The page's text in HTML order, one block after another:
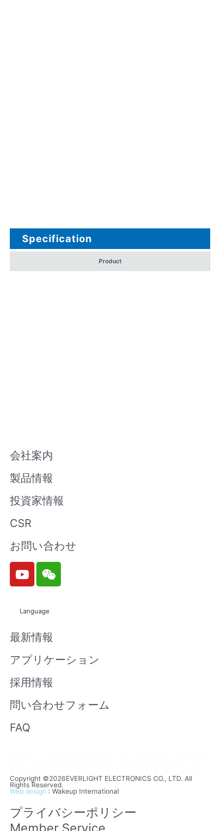
Specification
Product
会社案内
製品情報
投資家情報
CSR
お問い合わせ
Y
o
u
b
e
W
e
i
n
Language
最新情報
アプリケーション
採用情報
問い合わせフォーム
FAQ
Copyright ©2026EVERLIGHT ELECTRONICS CO., LTD. All
Rights Reserved.
Web design : Wakeup International
プライバシーポリシー
Member Service